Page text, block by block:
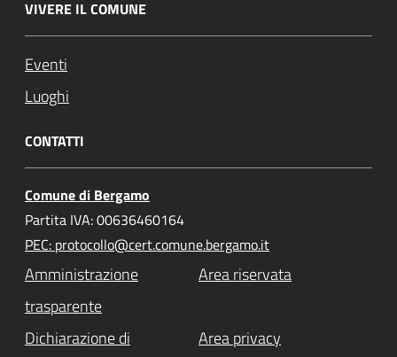
VIVERE IL COMUNE
Eventi
Luoghi
CONTATTI
Comune di Bergamo
Partita IVA: 00636460164
PEC: protocollo@cert.comune.bergamo.it
Amministrazione
trasparente
Area riservata
Dichiarazione di
Area privacy